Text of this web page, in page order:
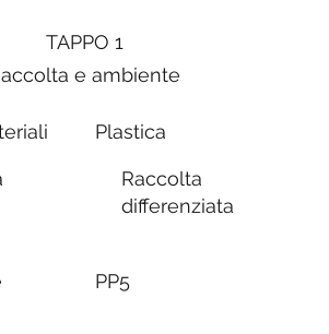
TAPPO 1
e ambiente
Plastica
Raccolta
differenziata
PP5